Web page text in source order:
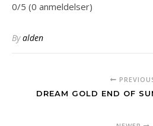
0/5 (0 anmeldelser)
Byalden
DREAM GOLD END OF